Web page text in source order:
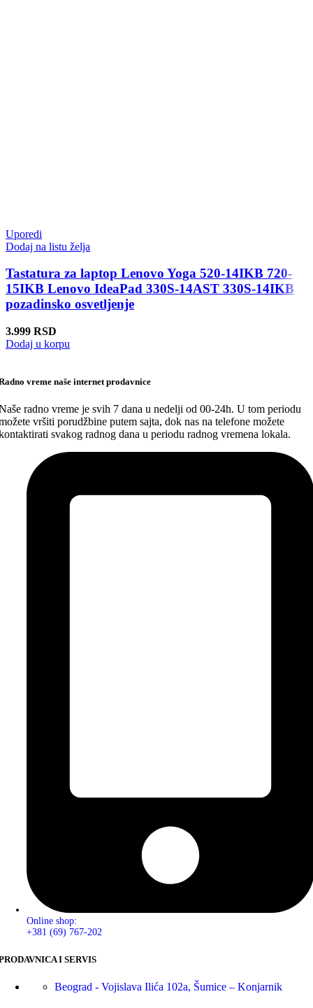
Uporedi
Dodaj na listu želja
Tastatura za laptop Lenovo Yoga 520-14IKB 720-
15IKB Lenovo IdeaPad 330S-14AST 330S-14IKB
pozadinsko osvetljenje
3.999 RSD
Dodaj u korpu
vreme naše internet prodavnice
radno vreme je svih 7 dana u nedelji od 00-24h. U tom periodu
vršiti porudžbine putem sajta, dok nas na telefone možete
svakog radnog dana u periodu radnog vremena lokala.
Online shop:
+381 (69) 767-202
I SERVIS
Beograd - Vojislava Ilića 102a, Šumice – Konjarnik